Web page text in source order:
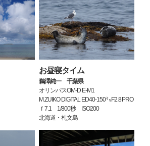
お昼寝タイム
鵜澤純一 千葉県
オリンパスOM-D E-M1
M.ZUIKO DIGITAL ED40-150㍉F2.8PRO
ｆ7.1 1/800秒 ISO200
北海道・札文島